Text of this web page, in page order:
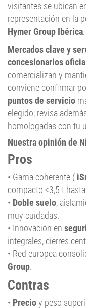
visitantes se ubican
representación en la
Hymer Group Ibérica.
Mercados clave y
concesionarios
comercializan y
conviene confirmar
puntos de servicio
elegido; revisa
homologadas con tu
Nuestra opinión de
Pros
• Gama coherente (
compacto <3,5 t hasta
• Doble suelo,
muy cuidadas.
• Innovación en
integrales, cierres
• Red europea
Group.
Contras
• Precioy peso